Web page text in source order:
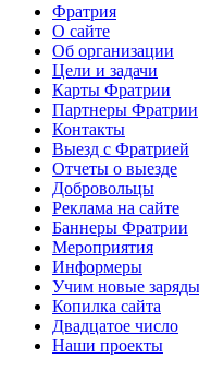
Фратрия
О сайте
Об организации
Цели и задачи
Карты Фратрии
Партнеры Фратрии
Контакты
Выезд с Фратрией
Отчеты о выезде
Добровольцы
Реклама на сайте
Баннеры Фратрии
Мероприятия
Информеры
Учим новые
Копилка сайта
Двадцатое число
Наши проекты